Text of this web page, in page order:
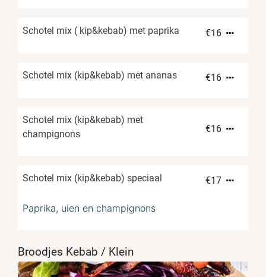
Schotel mix ( kip&kebab) met paprika €16
Schotel mix (kip&kebab) met ananas €16
Schotel mix (kip&kebab) met
champignons
€16
Schotel mix (kip&kebab) speciaal €17
Paprika, uien en champignons
Broodjes Kebab / Klein